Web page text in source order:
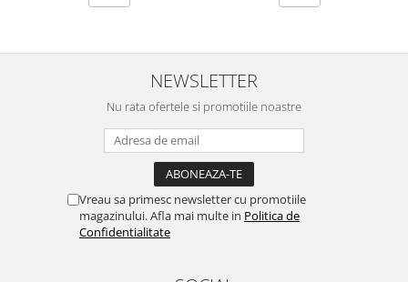
NEWSLETTER
Nu rata ofertele si promotiile noastre
Vreau sa primesc newsletter cu promotiile
magazinului. Afla mai multe in Politica de
Confidentialitate